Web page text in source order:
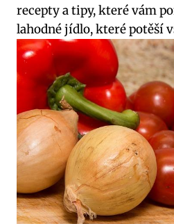
recepty a ‌tipy, ⁣které vám
lahodné jídlo, které potěší